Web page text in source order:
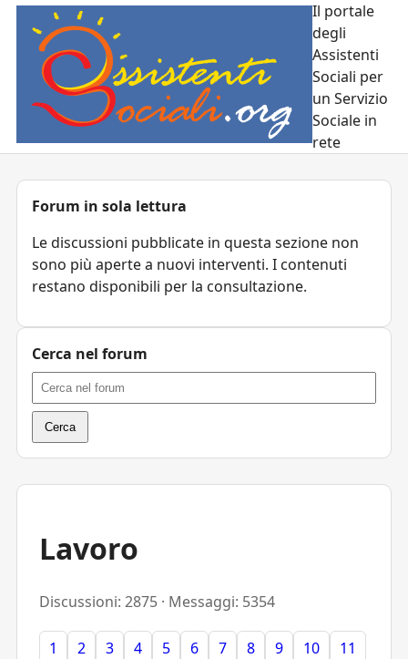
Il portale
degli
Assistenti
Sociali per
un Servizio
Sociale in
rete
Lavoro
Discussioni: 2875 · Messaggi: 5354
1 2 3 4 5 6 7 8 9 10
11
Forum in sola lettura
Le discussioni pubblicate in questa sezione non
sono più aperte a nuovi interventi. I contenuti
restano disponibili per la consultazione.
Cerca nel forum
Cerca